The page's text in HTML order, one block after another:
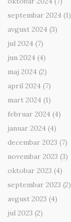
septembar 2024 (1)
avgust 2024 (3)
jul 2024 (7)
jun 2024 (4)
maj 2024 (2)
april 2024 (7)
mart 2024 (1)
februar 2024 (4)
januar 2024 (4)
decembar 2023 (7)
novembar 2023 (3)
oktobar 2023 (4)
septembar 2023 (2)
avgust 2023 (4)
jul 2023 (2)